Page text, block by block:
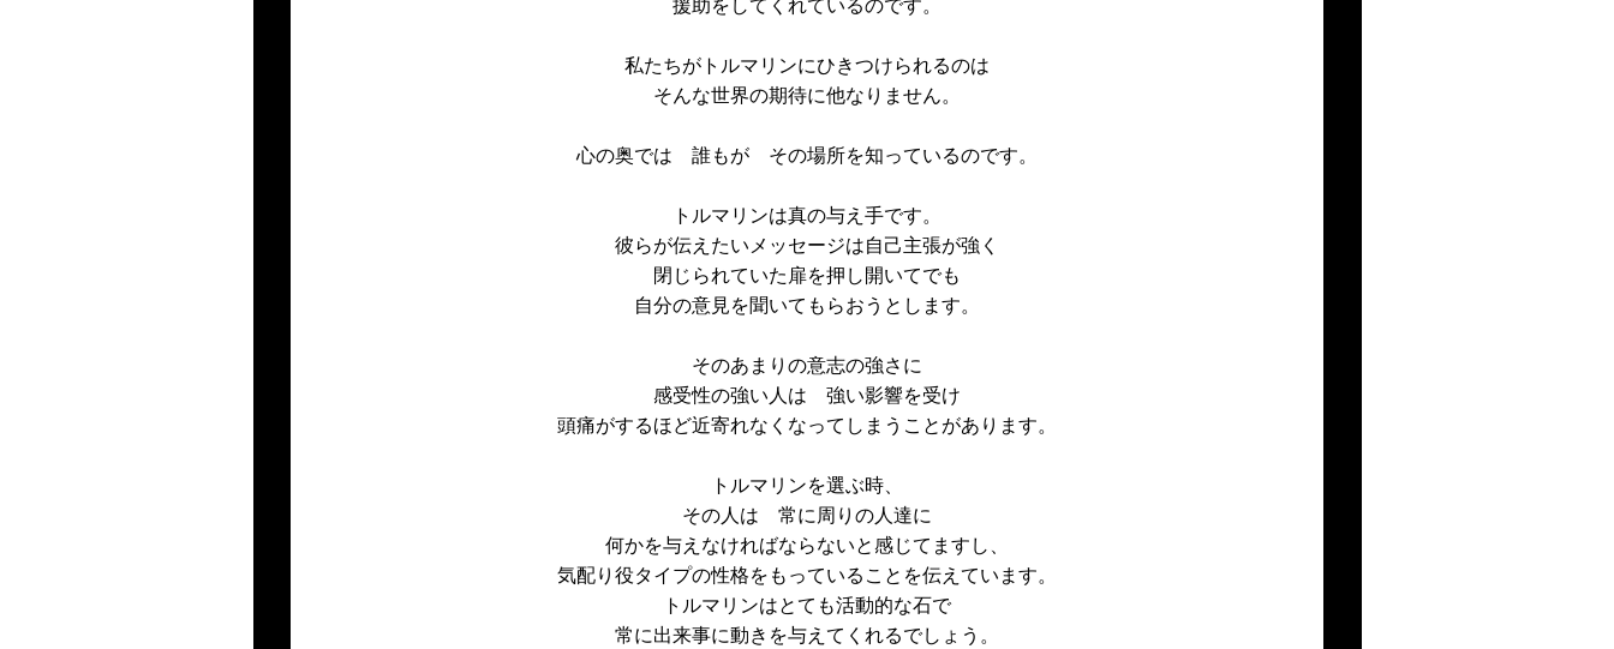
援助をしてくれているのです。
私たちがトルマリンにひきつけられるのは
そんな世界の期待に他なりません。
心の奥では 誰もが その場所を知っているのです。
トルマリンは真の与え手です。
彼らが伝えたいメッセージは自己主張が強く
閉じられていた扉を押し開いてでも
自分の意見を聞いてもらおうとします。
そのあまりの意志の強さに
感受性の強い人は 強い影響を受け
頭痛がするほど近寄れなくなってしまうことがあります。
トルマリンを選ぶ時、
その人は 常に周りの人達に
何かを与えなければならないと感じてますし、
気配り役タイプの性格をもっていることを伝えています。
トルマリンはとても活動的な石で
常に出来事に動きを与えてくれるでしょう。